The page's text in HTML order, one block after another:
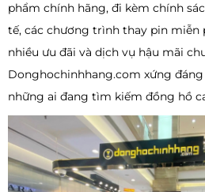
phẩm chính hãng, đi kèm chính
tế, các chương trình thay pin miễn
nhiều ưu đãi và dịch vụ hậu mãi
Donghochinhhang.com xứng
những ai đang tìm kiếm đồng hồ